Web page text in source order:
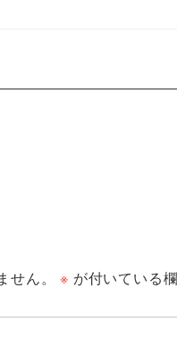
ん。 ※ が付いている